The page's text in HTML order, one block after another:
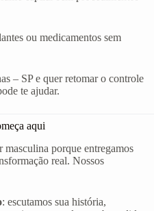
ou medicamentos sem
– SP e quer retomar o controle
te ajudar.
aqui
masculina porque entregamos
real. Nossos
: escutamos sua história,